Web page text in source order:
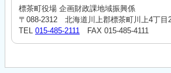
標茶町役場 企画財政課地域振興係
〒088-2312 北海道川上郡標茶町川上4丁目
TEL 015-485-2111 FAX 015-485-4111